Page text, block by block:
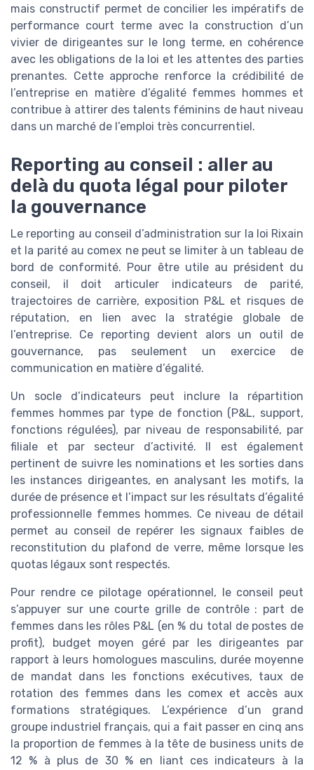
mais constructif permet de concilier les impératifs de
performance court terme avec la construction d’un
vivier de dirigeantes sur le long terme, en cohérence
avec les obligations de la loi et les attentes des parties
prenantes. Cette approche renforce la crédibilité de
l’entreprise en matière d’égalité femmes hommes et
contribue à attirer des talents féminins de haut niveau
dans un marché de l’emploi très concurrentiel.
Reporting au conseil : aller au
delà du quota légal pour piloter
la gouvernance
Le reporting au conseil d’administration sur la loi Rixain
et la parité au comex ne peut se limiter à un tableau de
bord de conformité. Pour être utile au président du
conseil, il doit articuler indicateurs de parité,
trajectoires de carrière, exposition P&L et risques de
réputation, en lien avec la stratégie globale de
l’entreprise. Ce reporting devient alors un outil de
gouvernance, pas seulement un exercice de
communication en matière d’égalité.
Un socle d’indicateurs peut inclure la répartition
femmes hommes par type de fonction (P&L, support,
fonctions régulées), par niveau de responsabilité, par
filiale et par secteur d’activité. Il est également
pertinent de suivre les nominations et les sorties dans
les instances dirigeantes, en analysant les motifs, la
durée de présence et l’impact sur les résultats d’égalité
professionnelle femmes hommes. Ce niveau de détail
permet au conseil de repérer les signaux faibles de
reconstitution du plafond de verre, même lorsque les
quotas légaux sont respectés.
Pour rendre ce pilotage opérationnel, le conseil peut
s’appuyer sur une courte grille de contrôle : part de
femmes dans les rôles P&L (en % du total de postes de
profit), budget moyen géré par les dirigeantes par
rapport à leurs homologues masculins, durée moyenne
de mandat dans les fonctions exécutives, taux de
rotation des femmes dans les comex et accès aux
formations stratégiques. L’expérience d’un grand
groupe industriel français, qui a fait passer en cinq ans
la proportion de femmes à la tête de business units de
12 % à plus de 30 % en liant ces indicateurs à la